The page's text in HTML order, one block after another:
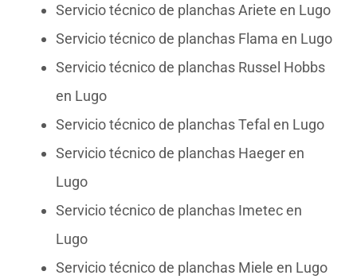
Servicio técnico de planchas Ariete en Lugo
Servicio técnico de planchas Flama en Lugo
Servicio técnico de planchas Russel Hobbs
en Lugo
Servicio técnico de planchas Tefal en Lugo
Servicio técnico de planchas Haeger en
Lugo
Servicio técnico de planchas Imetec en
Lugo
Servicio técnico de planchas Miele en Lugo